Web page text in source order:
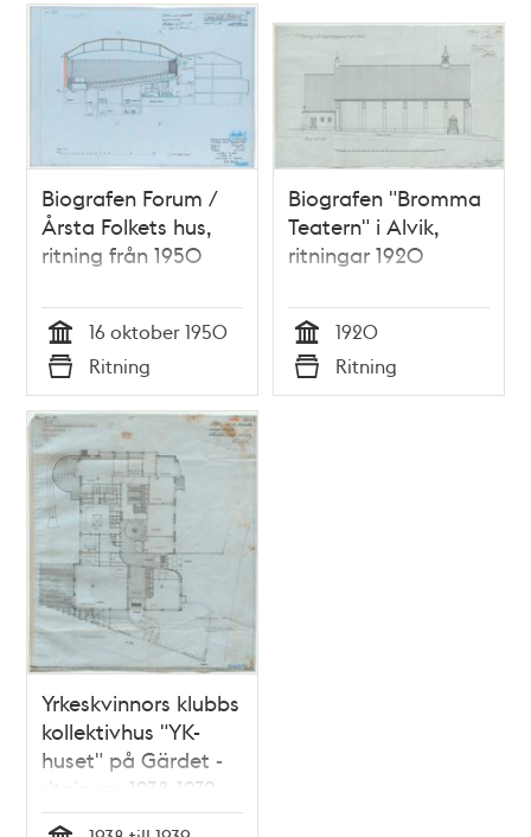
Biografen Forum /
Årsta Folkets hus,
ritning från 1950
Tid
16 oktober 1950
Typ
Ritning
Biografen "Bromma
Teatern" i Alvik,
ritningar 1920
Tid
1920
Typ
Ritning
Yrkeskvinnors klubbs
kollektivhus "YK-
huset" på Gärdet -
ritningar 1938-1939